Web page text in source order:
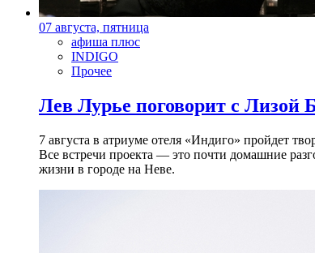
07 августа, пятница
афиша плюс
INDIGO
Прочее
Лев Лурье поговорит с Лизой
7 августа в атриуме отеля «Индиго» пройдет
Все встречи проекта — это почти домашние
жизни в городе на Неве.